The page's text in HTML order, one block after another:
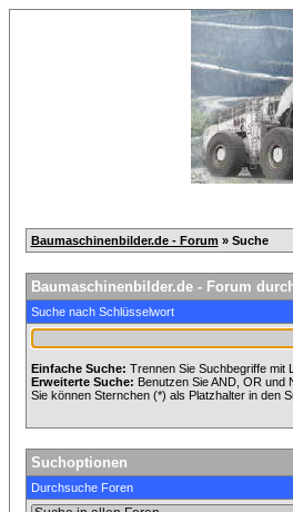
Baumaschinenbilder.de - Forum » Suche
Baumaschinenbilder.de - Forum
Suche nach Schlüsselwort
Einfache Suche: Trennen Sie Suchbegriffe mit
Erweiterte Suche: Benutzen Sie AND, OR und
Sie können Sternchen (*) als Platzhalter in den
Suchoptionen
Durchsuche Foren